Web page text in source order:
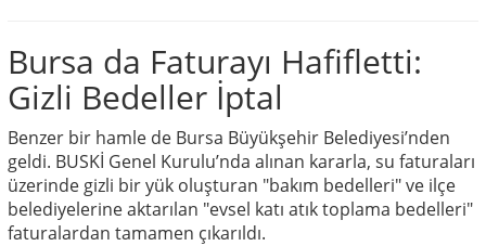
Bursa da Faturayı Hafifletti:
Gizli Bedeller İptal
Benzer bir hamle de Bursa Büyükşehir Belediyesi’nden
geldi. BUSKİ Genel Kurulu’nda alınan kararla, su faturaları
üzerinde gizli bir yük oluşturan "bakım bedelleri" ve ilçe
belediyelerine aktarılan "evsel katı atık toplama bedelleri"
faturalardan tamamen çıkarıldı.